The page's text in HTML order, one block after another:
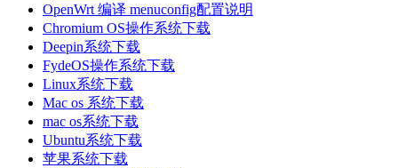
OpenWrt 编译 menuconfig配置说明
Chromium OS操作系统下载
Deepin系统下载
FydeOS操作系统下载
Linux系统下载
Mac os 系统下载
mac os系统下载
Ubuntu系统下载
苹果系统下载